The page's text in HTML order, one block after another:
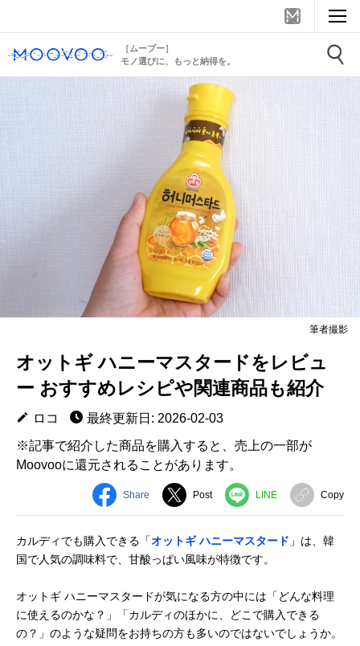
［ムーブー］
モノ選びに、もっと納得を。
筆者撮影
オットギ ハニーマスタードをレビュ
ー おすすめレシピや関連商品も紹介
ロコ
最終更新日: 2026-02-03
※記事で紹介した商品を購入すると、売上の一部が
Moovooに還元されることがあります。
Share Post LINE Copy
カルディでも購入できる「オットギ ハニーマスタード 」は、韓
国で人気の調味料で、甘酸っぱい風味が特徴です。
オットギ ハニーマスタードが気になる方の中には「どんな料理
に使えるのかな？」「カルディのほかに、どこで購入できる
の？」のような疑問をお持ちの方も多いのではないでしょうか。